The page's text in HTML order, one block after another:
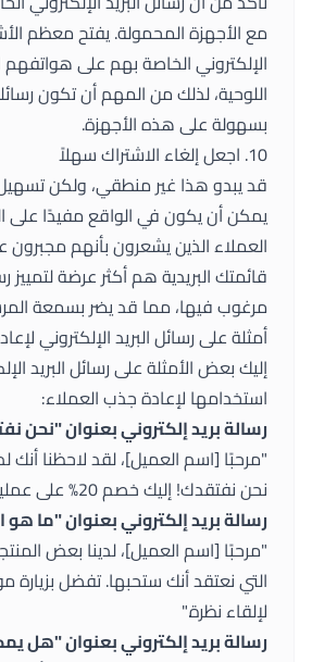
مع الأجهزة المحمولة. يفتح معظم
الإلكتروني الخاصة بهم على هواتفهم
اللوحية، لذلك من المهم أن تكون
بسهولة على هذه الأجهزة.
10. اجعل إلغاء الاشتراك سهلاً
قد يبدو هذا غير منطقي، ولكن تسهيل
يمكن أن يكون في الواقع مفيدًا على
العملاء الذين يشعرون بأنهم مجبرون
قائمتك البريدية هم أكثر عرضة لتمييز
مرغوب فيها، مما قد يضر بسمعة
أمثلة على رسائل البريد الإلكتروني
إليك بعض الأمثلة على رسائل البريد
استخدامها لإعادة جذب العملاء:
رسالة بريد إلكتروني بعنوان "نحن
"مرحبًا [اسم العميل]، لقد لاحظنا أنك
نحن نفتقدك! إليك خصم 20% على عملية الشراء التالية."
رسالة بريد إلكتروني بعنوان "ما هو
"مرحبًا [اسم العميل]، لدينا بعض
التي نعتقد أنك ستحبها. تفضل بزيارة
لإلقاء نظرة."
رسالة بريد إلكتروني بعنوان "هل